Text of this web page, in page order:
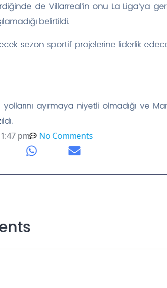
de Villarreal’in onu La Liga’ya
belirtildi.
sezon sportif projelerine liderlik
ayırmaya niyetli olmadığı ve
pm No Comments